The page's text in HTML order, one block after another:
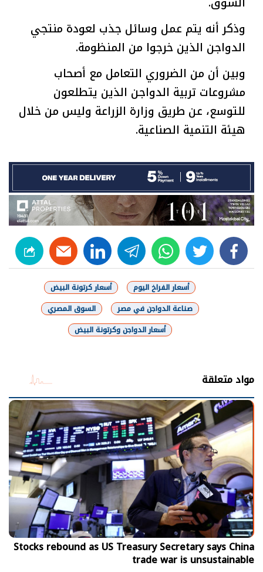
وذكر أنه يتم عمل وسائل جذب لعودة منتجي
الدواجن الذين خرجوا من المنظومة.
وبين أن من الضروري التعامل مع أصحاب
مشروعات تربية الدواجن الذين يتطلعون
للتوسع، عن طريق وزارة الزراعة وليس من خلال
هيئة التنمية الصناعية.
facebook
twitter
whats
telegram
linkedin
أسعار الفراخ اليوم
أسعار كرتونة البيض
صناعة الدواجن في مصر
السوق المصري
أسعار الدواجن وكرتونة البيض
مواد متعلقة
Stocks rebound as US Treasury Secretary says China
trade war is unsustainable